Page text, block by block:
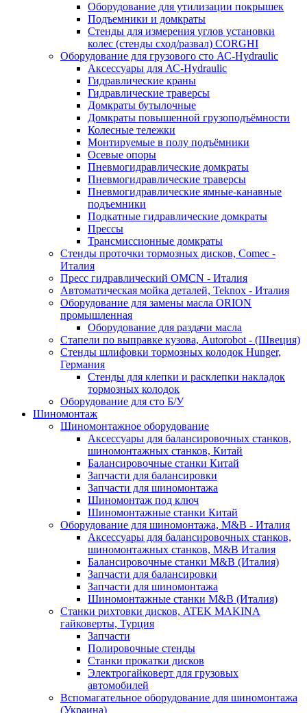
Оборудование для утилизации покрышек
Подъемники и домкраты
Стенды для измерения углов установки
колес (стенды сход/развал) CORGHI
Оборудование для грузового сто АС-Hydraulic
Аксессуары для АС-Hydraulic
Гидравлические краны
Гидравлические траверсы
Домкраты бутылочные
Домкраты повышенной грузоподъёмности
Колесные тележки
Монтируемые в полу подъёмники
Осевые опоры
Пневмогидравлические домкраты
Пневмогидравлические траверсы
Пневмогидравлические ямные-канавные
подъемники
Подкатные гидравлические домкраты
Прессы
Трансмиссионные домкраты
Стенды проточки тормозных дисков, Comec -
Италия
Пресс гидравлический OMCN - Италия
Автоматическая мойка деталей, Teknox - Италия
Оборудование для замены масла ORION
промышленная
Оборудование для раздачи масла
Стапели по выправке кузова, Autorobot - (Швеция)
Стенды шлифовки тормозных колодок Hunger,
Германия
Стенды для клепки и расклепки накладок
тормозных колодок
Оборудование для сто Б/У
Шиномонтаж
Шиномонтажное оборудование
Аксессуары для балансировочных станков,
шиномонтажных станков, Китай
Балансировочные станки Китай
Запчасти для балансировки
Запчасти для шиномонтажа
Шиномонтаж под ключ
Шиномонтажные станки Китай
Оборудование для шиномонтажа, M&B - Италия
Аксессуары для балансировочных станков,
шиномонтажных станков, M&B Италия
Балансировочные станки M&B (Италия)
Запчасти для балансировки
Запчасти для шиномонтажа
Шиномонтажные станки M&B (Италия)
Станки рихтовки дисков, ATEK MAKINA
гайковерты, Турция
Запчасти
Полировочные стенды
Станки прокатки дисков
Электрогайковерт для грузовых
автомобилей
Вспомагательное оборудование для шиномонтажа
(Украина)